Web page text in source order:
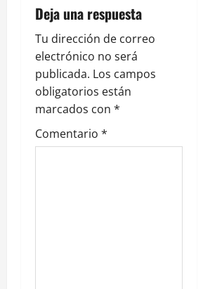
i
ó
n
d
e
Deja una respuesta
Tu dirección de correo
electrónico no será
publicada. Los campos
obligatorios están
marcados con *
Comentario *